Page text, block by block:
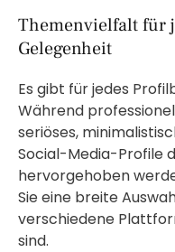
Themenvielfalt für
Gelegenheit
Es gibt für jedes
Während
seriöses,
Social-Media-Profile
hervorgehoben
Sie eine breite
verschiedene
sind.